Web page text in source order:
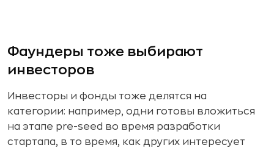
Фаундеры тоже выбирают
инвесторов
Инвесторы и фонды тоже делятся на
категории: например, одни готовы вложиться
на этапе pre-seed во время разработки
стартапа, в то время, как других интересует